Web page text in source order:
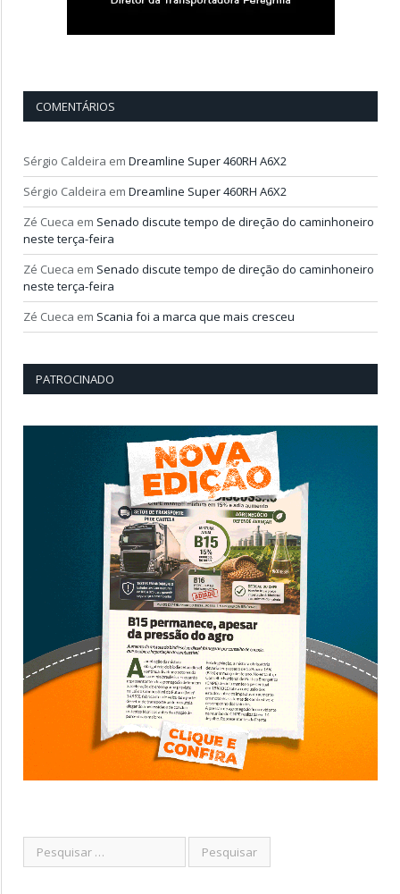
COMENTÁRIOS
Sérgio Caldeira em Dreamline Super 460RH A6X2
Sérgio Caldeira em Dreamline Super 460RH A6X2
Zé Cueca em Senado discute tempo de direção do caminhoneiro
neste terça-feira
Zé Cueca em Senado discute tempo de direção do caminhoneiro
neste terça-feira
Zé Cueca em Scania foi a marca que mais cresceu
PATROCINADO